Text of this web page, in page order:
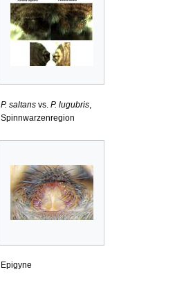
P. saltans vs. P. lugubris
Spinnwarzenregion
Epigyne